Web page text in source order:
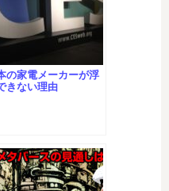
の家電メーカーが浮
きない理由